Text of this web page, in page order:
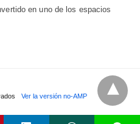
en uno de los espacios
Ver la versión no-AMP